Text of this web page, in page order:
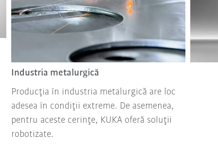
Industria metalurgică
Producţia în industria metalurgică are loc
adesea în condiţii extreme. De asemenea,
pentru aceste cerinţe, KUKA oferă soluţii
robotizate.